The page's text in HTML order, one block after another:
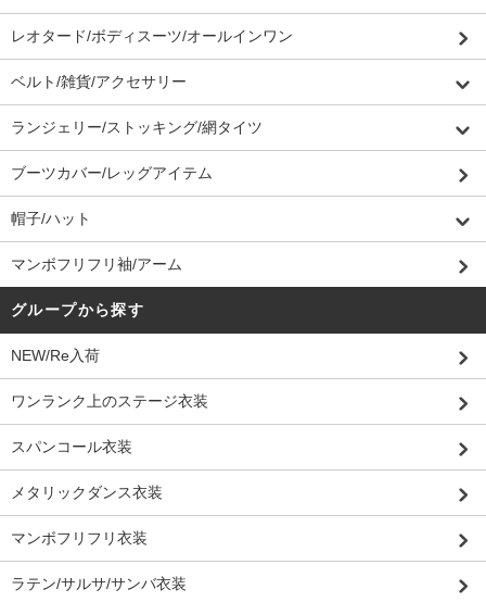
レオタード/ボディスーツ/オールインワン
ベルト/雑貨/アクセサリー
ランジェリー/ストッキング/網タイツ
ブーツカバー/レッグアイテム
帽子/ハット
マンボフリフリ袖/アーム
グループから探す
NEW/Re入荷
ワンランク上のステージ衣装
スパンコール衣装
メタリックダンス衣装
マンボフリフリ衣装
ラテン/サルサ/サンバ衣装